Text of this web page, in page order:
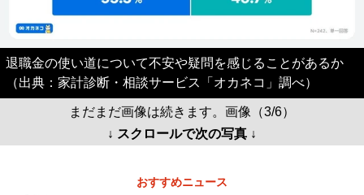
退職金の使い道について不安や疑問を感じることがあるか
（出典：家計診断・相談サービス「オカネコ」調べ）
まだまだ画像は続きます。画像（3/6）
↓ スクロールで次の写真 ↓
おすすめニュース